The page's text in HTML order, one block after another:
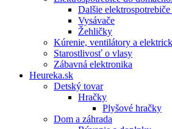
Dalšie
Vysávače
Žehličky
Kúrenie, ventilátory a
Starostlivosť o vlasy
Zábavná elektronika
Heureka.sk
Detský tovar
Hračky
Plyšové hračky
Dom a záhrada